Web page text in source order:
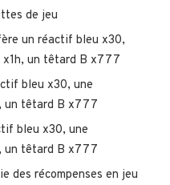
de jeu
un réactif bleu x30,
x1h, un têtard B x777
bleu x30, une
un têtard B x777
bleu x30, une
un têtard B x777
des récompenses en jeu